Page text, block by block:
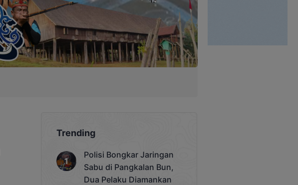
Trending
Polisi Bongkar Jaringan
Sabu di Pangkalan Bun,
Dua Pelaku Diamankan